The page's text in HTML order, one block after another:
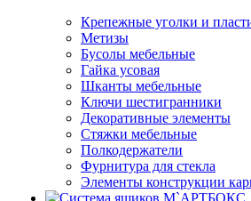
Крепежные уголки и
Метизы
Бусолы мебельные
Гайка усовая
Шканты мебельные
Ключи шестигранники
Декоративные элементы
Стяжки мебельные
Полкодержатели
Фурнитура для стекла
Элементы конструкции